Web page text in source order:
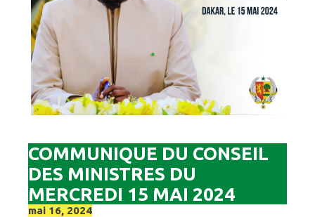
COMMUNIQUE DU CONSEIL
DES MINISTRES DU
MERCREDI 15 MAI 2024
mai 16, 2024